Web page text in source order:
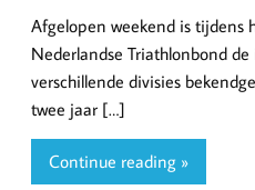
Afgelopen weekend is tijdens
Nederlandse Triathlonbond
verschillende divisies
twee jaar […]
Continue reading »